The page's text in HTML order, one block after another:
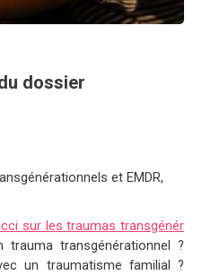
dossier
et EMDR,
sur les traumas transgénér
trauma transgénérationnel ?
un traumatisme familial ?